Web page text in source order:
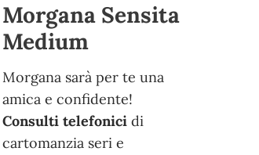
Morgana Sensita
Medium
Morgana sarà per te una
amica e confidente!
Consulti telefonici di
cartomanzia seri e